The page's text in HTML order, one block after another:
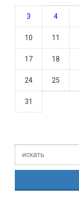
3 4
10 11
17 18
24 25
31